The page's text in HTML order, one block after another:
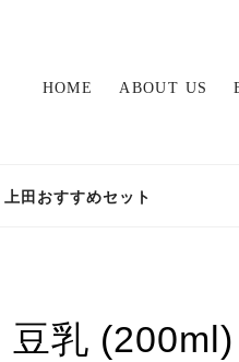
HOME ABOUT US
上田おすすめセット
豆乳 (200ml)